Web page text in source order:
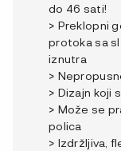
do 46 sati!
> Preklopni
protoka sa
iznutra
>
> Dizajn koji
> Može se
polica
> Izdržljiva,